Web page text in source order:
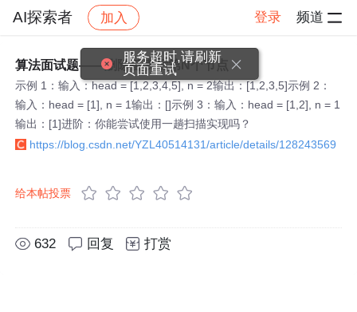
AI探索者 加入 登录 频道
社区 AI探索者 帖子详情
算法面试题——删除链表后第N个节点
示例 1：输入：head = [1,2,3,4,5], n = 2输出：[1,2,3,5]示例 2：
输入：head = [1], n = 1输出：[]示例 3：输入：head = [1,2], n = 1
输出：[1]进阶：你能尝试使用一趟扫描实现吗？
https://blog.csdn.net/YZL40514131/article/details/128243569
给本帖投票
632 回复 打赏
服务超时,请刷新
页面重试